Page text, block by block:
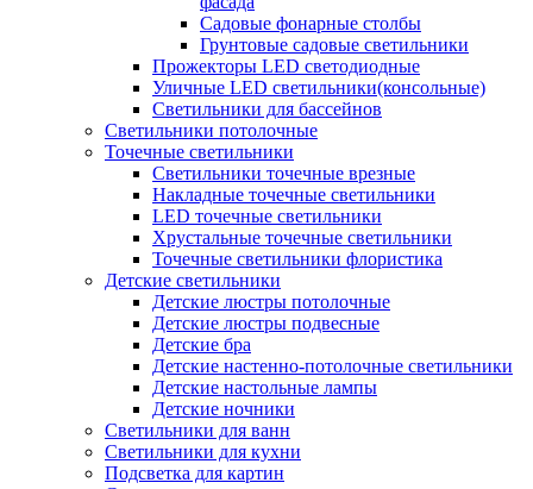
Садовые фонарные столбы
Грунтовые садовые светильники
Прожекторы LED светодиодные
Уличные LED светильники(консольные)
Светильники для бассейнов
Светильники потолочные
Точечные светильники
Светильники точечные врезные
Накладные точечные светильники
LED точечные светильники
Хрустальные точечные светильники
Точечные светильники флористика
Детские светильники
Детские люстры потолочные
Детские люстры подвесные
Детские бра
Детские настенно-потолочные светильники
Детские настольные лампы
Детские ночники
Светильники для ванн
Светильники для кухни
Подсветка для картин